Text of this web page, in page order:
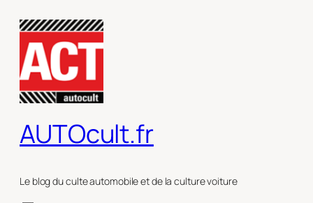
contenu
AUTOcult.fr
Le blog du culte automobile et de la culture voiture